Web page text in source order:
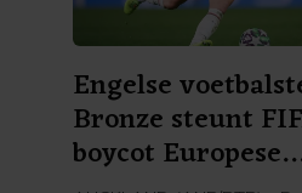
Engelse
Bronze steunt
boycot Europese